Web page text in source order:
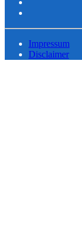
Impressum
Disclaimer